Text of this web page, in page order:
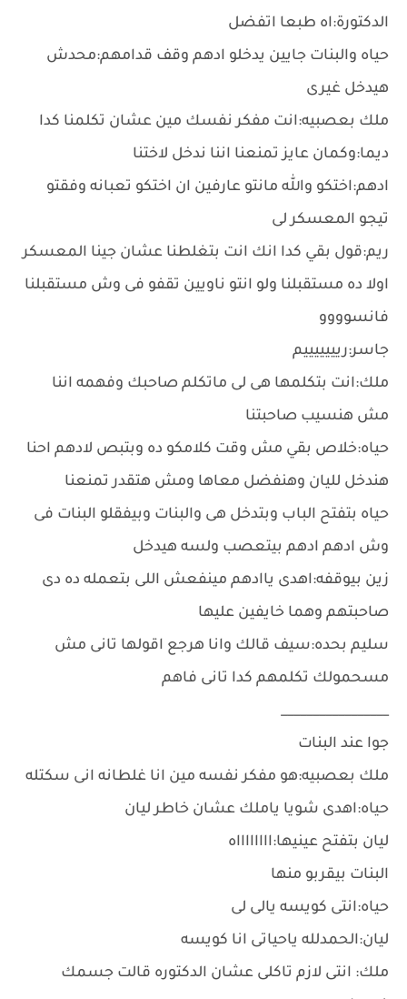
الدكتورة:اه طبعا اتفضل
حياه والبنات جايين يدخلو ادهم وقف قدامهم:محدش
هيدخل غيرى
ملك بعصبيه:انت مفكر نفسك مين عشان تكلمنا كدا
ديما:وكمان عايز تمنعنا اننا ندخل لاختنا
ادهم:اختكو والله مانتو عارفين ان اختكو تعبانه وفقتو
تيجو المعسكر لى
ريم:قول بقي كدا انك انت بتغلطنا عشان جينا المعسكر
اولا ده مستقبلنا ولو انتو ناويين تقفو فى وش مستقبلنا
فانسوووو
جاسر:ريييييييم
ملك:انت بتكلمها هى لى ماتكلم صاحبك وفهمه اننا
مش هنسيب صاحبتنا
حياه:خلاص بقي مش وقت كلامكو ده وبتبص لادهم احنا
هندخل لليان وهنفضل معاها ومش هتقدر تمنعنا
حياه بتفتح الباب وبتدخل هى والبنات وبيفقلو البنات فى
وش ادهم ادهم بيتعصب ولسه هيدخل
زين بيوقفه:اهدى ياادهم مينفعش اللى بتعمله ده دى
صاحبتهم وهما خايفين عليها
سليم بحده:سيف قالك وانا هرجع اقولها تانى مش
مسحمولك تكلمهم كدا تانى فاهم
_________________
جوا عند البنات
ملك بعصبيه:هو مفكر نفسه مين انا غلطانه انى سكتله
حياه:اهدى شويا ياملك عشان خاطر ليان
ليان بتفتح عينيها:ااااااااه
البنات بيقربو منها
حياه:انتى كويسه يالى لى
ليان:الحمدلله ياحياتى انا كويسه
ملك: انتى لازم تاكلى عشان الدكتوره قالت جسمك